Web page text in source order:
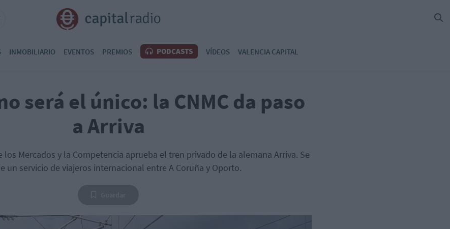
INMOBILIARIO EVENTOS PREMIOS PODCASTS VÍDEOS VALENCIA CAPITAL
será el único: la CNMC da paso
a Arriva
los Mercados y la Competencia aprueba el tren privado de la alemana Arriva. Se
un servicio de viajeros internacional entre A Coruña y Oporto.